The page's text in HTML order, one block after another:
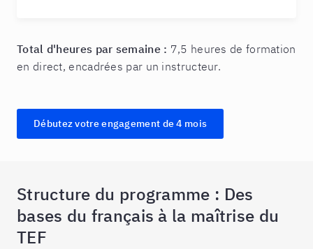
Total d'heures par semaine : 7,5 heures de formation
en direct, encadrées par un instructeur.
Débutez votre engagement de 4 mois
Structure du programme : Des
bases du français à la maîtrise du
TEF